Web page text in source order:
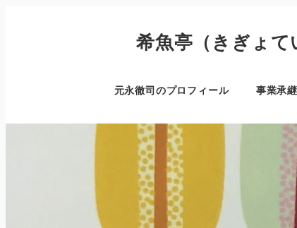
希魚亭（きぎょ
元永徹司のプロフィール 事業承